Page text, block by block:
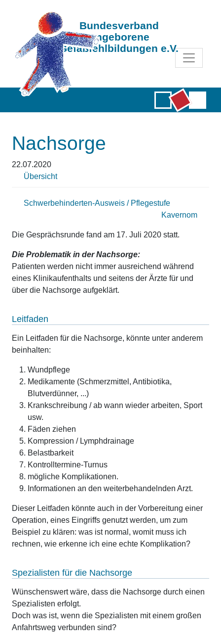
Bundesverband
Angeborene
Gefäßfehlbildungen e.V.
Nachsorge
22.07.2020
Übersicht
Schwerbehinderten-Ausweis / Pflegestufe
Kavernom
Die Gesprächsrunde fand am 17. Juli 2020 statt.
Die Problematik in der Nachsorge:
Patienten werden nicht immer ausreichend während
eines Klinikaufenthalts und seitens der Ärzte für und
über die Nachsorge aufgeklärt.
Leitfaden
Ein Leitfaden für die Nachsorge, könnte unter anderem
beinhalten:
Wundpflege
Medikamente (Schmerzmittel, Antibiotika,
Blutverdünner, ...)
Krankschreibung / ab wann wieder arbeiten, Sport
usw.
Fäden ziehen
Kompression / Lymphdrainage
Belastbarkeit
Kontrolltermine-Turnus
mögliche Komplikationen.
Informationen an den weiterbehandelnden Arzt.
Dieser Leitfaden könnte auch in der Vorbereitung einer
Operation, eines Eingriffs genutzt werden, um zum
Beispiel zu klären: was ist normal, womit muss ich
rechnen, wie erkenne ich eine echte Komplikation?
Spezialisten für die Nachsorge
Wünschenswert wäre, dass die Nachsorge durch einen
Spezialisten erfolgt.
Doch was ist, wenn die Spezialisten mit einem großen
Anfahrtsweg verbunden sind?